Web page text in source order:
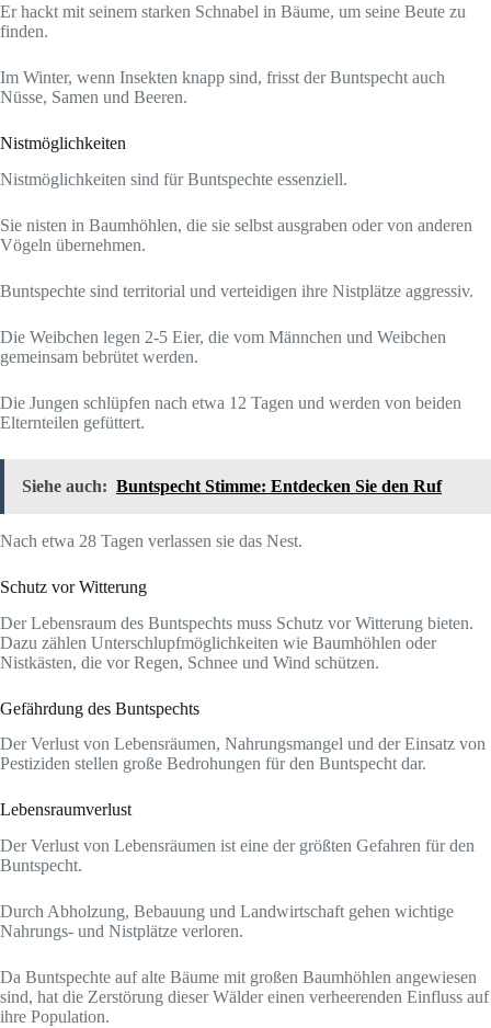
Er hackt mit seinem starken Schnabel in Bäume, um seine Beute zu
finden.
Im Winter, wenn Insekten knapp sind, frisst der Buntspecht auch
Nüsse, Samen und Beeren.
Nistmöglichkeiten
Nistmöglichkeiten sind für Buntspechte essenziell.
Sie nisten in Baumhöhlen, die sie selbst ausgraben oder von anderen
Vögeln übernehmen.
Buntspechte sind territorial und verteidigen ihre Nistplätze aggressiv.
Die Weibchen legen 2-5 Eier, die vom Männchen und Weibchen
gemeinsam bebrütet werden.
Die Jungen schlüpfen nach etwa 12 Tagen und werden von beiden
Elternteilen gefüttert.
Siehe auch: Buntspecht Stimme: Entdecken Sie den Ruf
Nach etwa 28 Tagen verlassen sie das Nest.
Schutz vor Witterung
Der Lebensraum des Buntspechts muss Schutz vor Witterung bieten.
Dazu zählen Unterschlupfmöglichkeiten wie Baumhöhlen oder
Nistkästen, die vor Regen, Schnee und Wind schützen.
Gefährdung des Buntspechts
Der Verlust von Lebensräumen, Nahrungsmangel und der Einsatz von
Pestiziden stellen große Bedrohungen für den Buntspecht dar.
Lebensraumverlust
Der Verlust von Lebensräumen ist eine der größten Gefahren für den
Buntspecht.
Durch Abholzung, Bebauung und Landwirtschaft gehen wichtige
Nahrungs- und Nistplätze verloren.
Da Buntspechte auf alte Bäume mit großen Baumhöhlen angewiesen
sind, hat die Zerstörung dieser Wälder einen verheerenden Einfluss auf
ihre Population.